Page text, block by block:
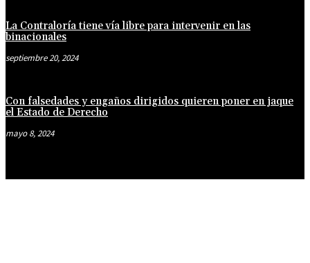
La Contraloría tiene vía libre para intervenir en las
binacionales
septiembre 20, 2024
Con falsedades y engaños dirigidos quieren poner en jaque
el Estado de Derecho
mayo 8, 2024